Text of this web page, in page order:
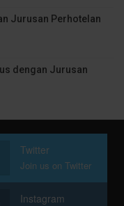
Jurusan Perhotelan
dengan Jurusan
Twitter
Join us on Twitter
Instagram